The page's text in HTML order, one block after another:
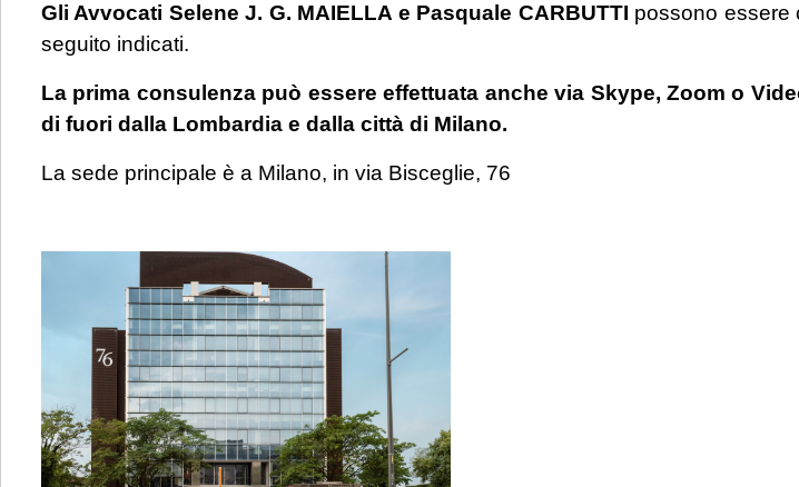
Gli Avvocati Selene J. G. MAIELLA e Pasquale CARBUTTI possono essere
seguito indicati.
La prima consulenza può essere effettuata anche via Skype, Zoom o
di fuori dalla Lombardia e dalla città di Milano.
La sede principale è a Milano, in via Bisceglie, 76